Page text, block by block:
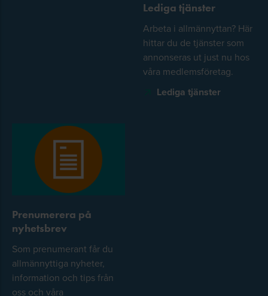
Lediga tjänster
Arbeta i allmännyttan? Här
hittar du de tjänster som
annonseras ut just nu hos
våra medlemsföretag.
Lediga tjänster
Prenumerera på
nyhetsbrev
Som prenumerant får du
allmännyttiga nyheter,
information och tips från
oss och våra